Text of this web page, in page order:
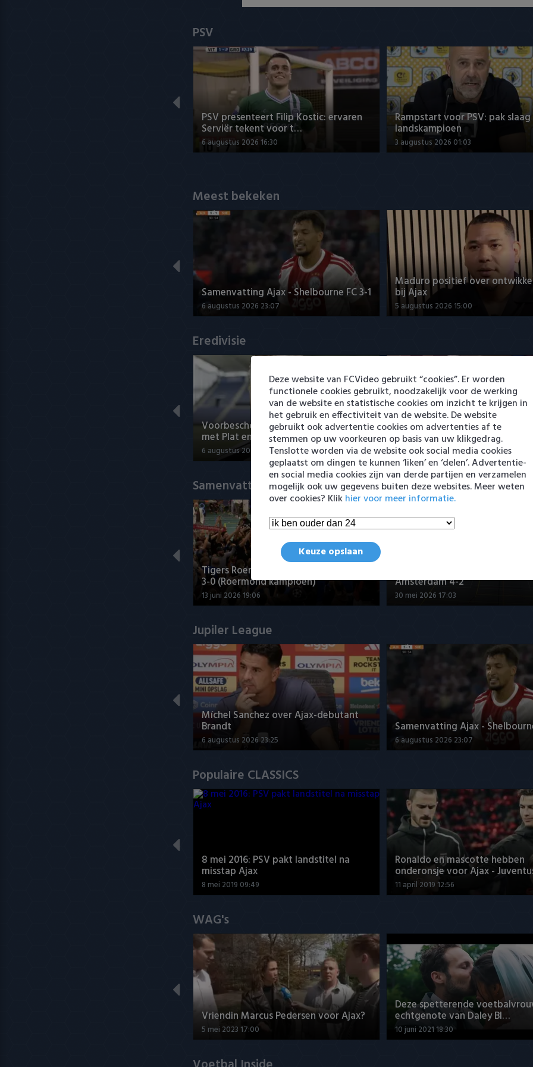
PSV
PSV presenteert Filip Kostic: ervaren
Serviër tekent voor t…
6 augustus 2026 16:30
Rampstart voor PSV: pak
landskampioen
3 augustus 2026 01:03
Meest bekeken
Samenvatting Ajax - Shelbourne FC 3-1
6 augustus 2026 23:07
Maduro positief over
bij Ajax
5 augustus 2026 15:00
Eredivisie
Voorbeschouwing Cambuur-Excelsior
met Plat en El Arguioui
6 augustus 2026 18:49
PSV presenteert Filip Kostic:
Serviër tekent voor t…
6 augustus 2026 16:30
Samenvattingen Eredivisie
Tigers Roermond - Futsal Amsterdam
3-0 (Roermond kampioen)
13 juni 2026 19:06
Samenvatting ZVG/Cagemax
Amsterdam 4-2
30 mei 2026 17:03
Jupiler League
Míchel Sanchez over Ajax-debutant
Brandt
6 augustus 2026 23:25
Samenvatting Ajax -
6 augustus 2026 23:07
Populaire CLASSICS
8 mei 2016: PSV pakt landstitel na
misstap Ajax
8 mei 2019 09:49
Ronaldo en mascotte hebben
onderonsje voor Ajax -
11 april 2019 12:56
WAG's
Vriendin Marcus Pedersen voor Ajax?
5 mei 2023 17:00
Deze spetterende
echtgenote van Daley Bl…
10 juni 2021 18:30
Deze website van FCVideo gebruikt “cookies”. Er worden
functionele cookies gebruikt, noodzakelijk voor de werking
van de website en statistische cookies om inzicht te krijgen in
het gebruik en effectiviteit van de website. De website
gebruikt ook advertentie cookies om advertenties af te
stemmen op uw voorkeuren op basis van uw klikgedrag.
Tenslotte worden via de website ook social media cookies
geplaatst om dingen te kunnen ‘liken’ en ‘delen’. Advertentie-
en social media cookies zijn van derde partijen en verzamelen
mogelijk ook uw gegevens buiten deze websites. Meer weten
over cookies? Klikhier voor meer informatie.
Keuze opslaan